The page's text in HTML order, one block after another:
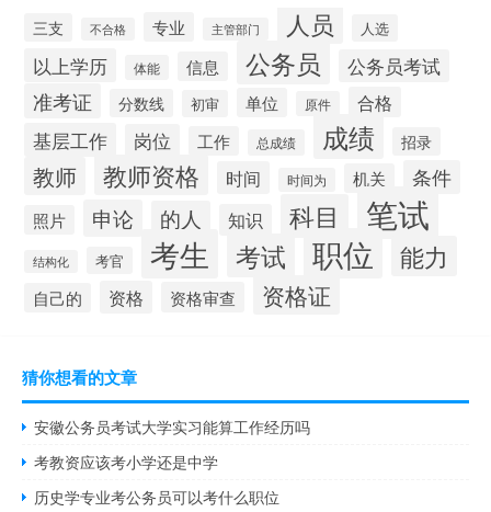
三支 不合格 专业 主管部门 人员 人选
以上学历 体能 信息 公务员 公务员考试
准考证 分数线 初审 单位 原件 合格
基层工作 岗位 工作 总成绩 成绩 招录
教师 教师资格 时间 时间为 机关 条件
照片 申论 的人 知识 科目 笔试
结构化 考官 考生 考试 职位 能力
自己的 资格 资格审查 资格证
猜你想看的文章
安徽公务员考试大学实习能算工作经历吗
考教资应该考小学还是中学
历史学专业考公务员可以考什么职位